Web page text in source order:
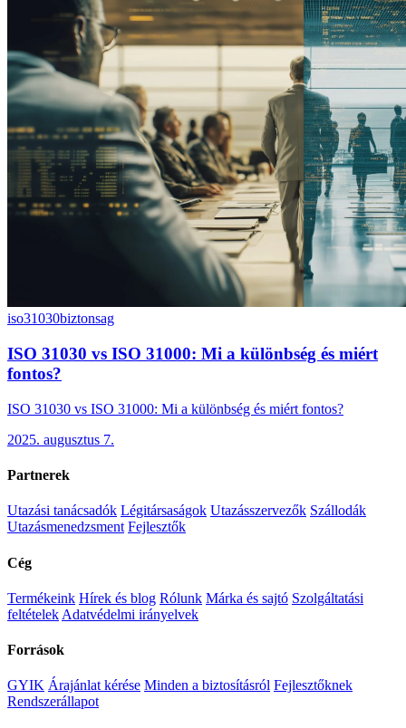
iso31030biztonsag
ISO 31030 vs ISO 31000: Mi a különbség és miért
fontos?
ISO 31030 vs ISO 31000: Mi a különbség és miért fontos?
2025. augusztus 7.
Partnerek
Utazási tanácsadók Légitársaságok Utazásszervezők Szállodák
Utazásmenedzsment Fejlesztők
Cég
Termékeink Hírek és blog Rólunk Márka és sajtó Szolgáltatási
feltételek Adatvédelmi irányelvek
Források
GYIK Árajánlat kérése Minden a biztosításról Fejlesztőknek
Rendszerállapot